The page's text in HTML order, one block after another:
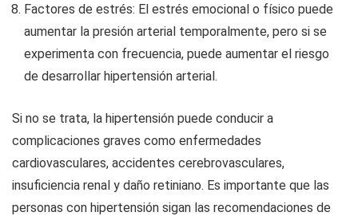
Factores de estrés: El estrés emocional o físico puede
aumentar la presión arterial temporalmente, pero si se
experimenta con frecuencia, puede aumentar el riesgo
de desarrollar hipertensión arterial.
Si no se trata, la hipertensión puede conducir a
complicaciones graves como enfermedades
cardiovasculares, accidentes cerebrovasculares,
insuficiencia renal y daño retiniano. Es importante que las
personas con hipertensión sigan las recomendaciones de